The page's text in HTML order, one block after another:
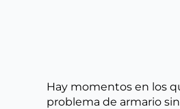
Hay momentos en los
problema de armario